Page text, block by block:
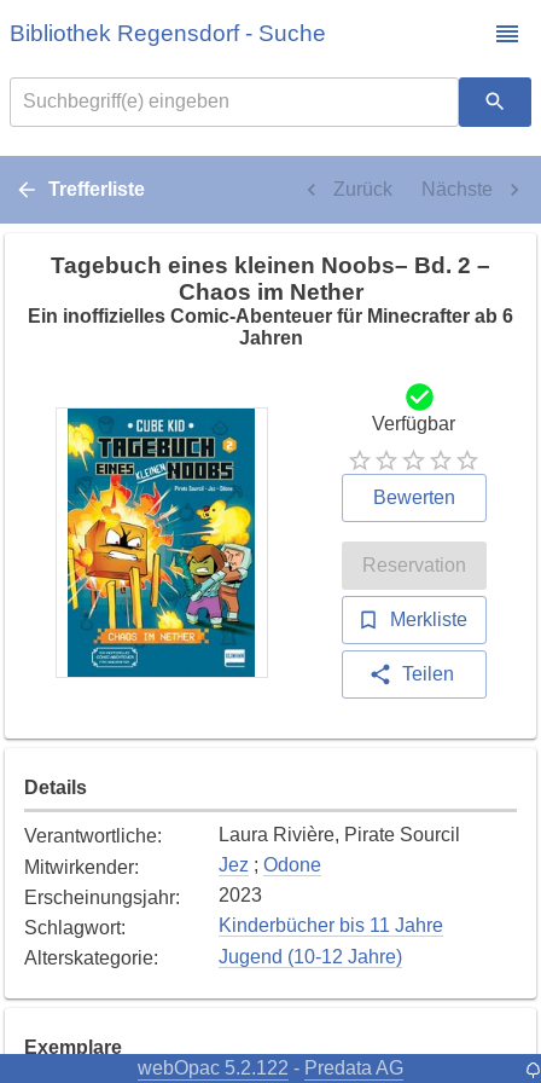
Bibliothek Regensdorf - Suche
Suchbegriff(e) eingeben
Trefferliste Zurück Nächste
Tagebuch eines kleinen Noobs– Bd. 2 –
Chaos im Nether
Ein inoffizielles Comic-Abenteuer für Minecrafter ab 6
Jahren
Verfügbar
Bewerten
Reservation
Merkliste
Teilen
Details
Verantwortliche:
Laura Rivière, Pirate Sourcil
Mitwirkender: Jez ; Odone
Erscheinungsjahr:
2023
Schlagwort:
Kinderbücher bis 11 Jahre
Alterskategorie: Jugend (10-12 Jahre)
Exemplare
webOpac 5.2.122 - Predata AG